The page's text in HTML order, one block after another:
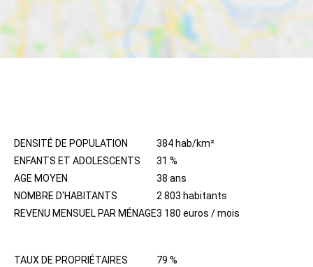
DENSITÉ DE POPULATION
384 hab/km²
ENFANTS ET ADOLESCENTS
31 %
AGE MOYEN
38 ans
NOMBRE D'HABITANTS
2 803 habitants
REVENU MENSUEL PAR MÉNAGE3 180 euros / mois
TAUX DE PROPRIÉTAIRES
79 %